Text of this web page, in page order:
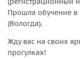
Прошла обучение в
(Вологда).
Жду вас на своих
прогулках!